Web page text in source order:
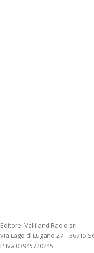
Editore: Valliland Radio srl
via Lago di Lugano 27 – 36015
P.Iva 03945720245